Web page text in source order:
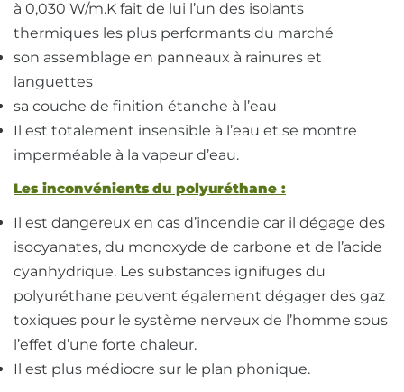
à 0,030 W/m.K fait de lui l’un des isolants
thermiques les plus performants du marché
son assemblage en panneaux à rainures et
languettes
sa couche de finition étanche à l’eau
Il est totalement insensible à l’eau et se montre
imperméable à la vapeur d’eau.
Les inconvénients du polyuréthane :
Il est dangereux en cas d’incendie car il dégage des
isocyanates, du monoxyde de carbone et de l’acide
cyanhydrique. Les substances ignifuges du
polyuréthane peuvent également dégager des gaz
toxiques pour le système nerveux de l’homme sous
l’effet d’une forte chaleur.
Il est plus médiocre sur le plan phonique.